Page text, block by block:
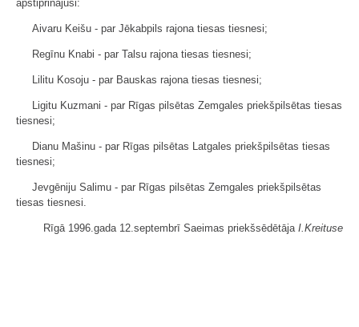
apstiprinājusi:
Aivaru Keišu - par Jēkabpils rajona tiesas tiesnesi;
Regīnu Knabi - par Talsu rajona tiesas tiesnesi;
Lilitu Kosoju - par Bauskas rajona tiesas tiesnesi;
Ligitu Kuzmani - par Rīgas pilsētas Zemgales priekšpilsētas tiesas
tiesnesi;
Dianu Mašinu - par Rīgas pilsētas Latgales priekšpilsētas tiesas
tiesnesi;
Jevgēniju Salimu - par Rīgas pilsētas Zemgales priekšpilsētas
tiesas tiesnesi.
Rīgā 1996.gada 12.septembrī Saeimas priekšsēdētāja I.Kreituse